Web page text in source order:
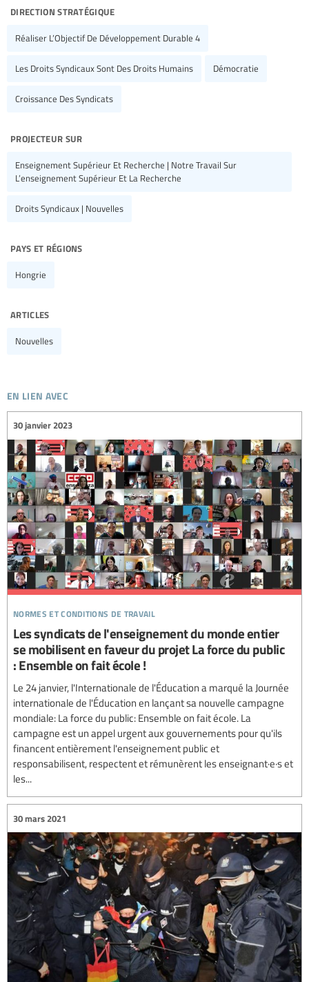
direction stratégique
Réaliser L’Objectif De Développement Durable 4
Les Droits Syndicaux Sont Des Droits Humains Démocratie
Croissance Des Syndicats
projecteur sur
Enseignement Supérieur Et Recherche | Notre Travail Sur
L’enseignement Supérieur Et La Recherche
Droits Syndicaux | Nouvelles
pays et régions
Hongrie
articles
Nouvelles
en lien avec
normes et conditions de travail
30 janvier 2023
Les syndicats de l'enseignement du monde entier
se mobilisent en faveur du projet La force du public
: Ensemble on fait école !
Le 24 janvier, l'Internationale de l'Éducation a marqué la Journée
internationale de l'Éducation en lançant sa nouvelle campagne
mondiale: La force du public: Ensemble on fait école. La
campagne est un appel urgent aux gouvernements pour qu'ils
financent entièrement l'enseignement public et
responsabilisent, respectent et rémunèrent les enseignant·e·s et
les...
30 mars 2021